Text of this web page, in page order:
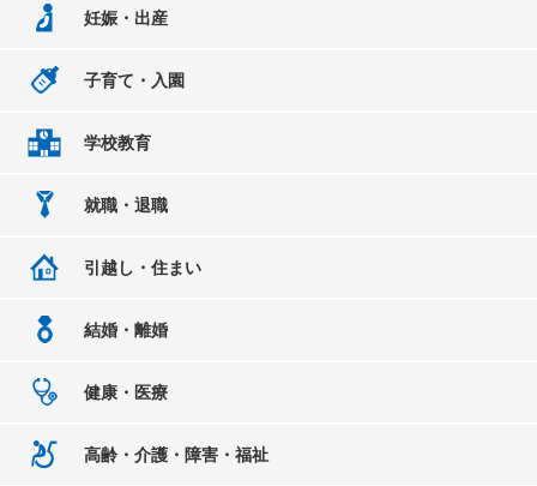
妊娠・出産
子育て・入園
学校教育
就職・退職
引越し・住まい
結婚・離婚
健康・医療
高齢・介護・障害・福祉